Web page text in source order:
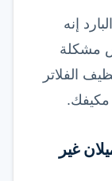
إنه
مشكلة
الفلاتر
مكيفك.
غير